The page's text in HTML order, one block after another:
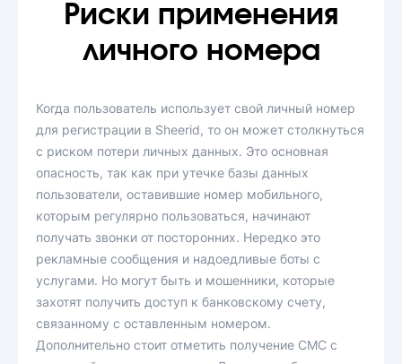
Риски применения
личного номера
Когда пользователь использует свой личный номер
для регистрации в Sheerid, то он может столкнуться
с риском потери личных данных. Это основная
опасность, так как при утечке базы данных
пользователи, оставившие номер мобильного,
которым регулярно пользоваться, начинают
получать звонки от посторонних. Нередко это
рекламные сообщения и надоедливые боты с
услугами. Но могут быть и мошенники, которые
захотят получить доступ к банковскому счету,
связанному с оставленным номером.
Дополнительно стоит отметить получение СМС с